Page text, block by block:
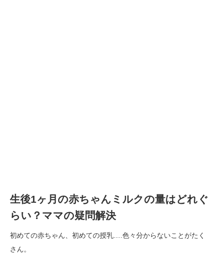
生後1ヶ月の赤ちゃんミルクの量はどれぐ
らい？ママの疑問解決
初めての赤ちゃん、初めての授乳….色々分からないことがたく
さん。